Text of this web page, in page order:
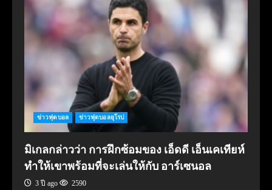
ข่าวฟุตบอล ข่าวฟุตบอลยุโรป
มิเกลกล่าวว่า การฝึกซ้อมของ เอ็ดดี เอ็นเคเทียห์
ทำให้เขาพร้อมที่จะเล่นให้กับ อาร์เซนอล
3 ปี ago 2590